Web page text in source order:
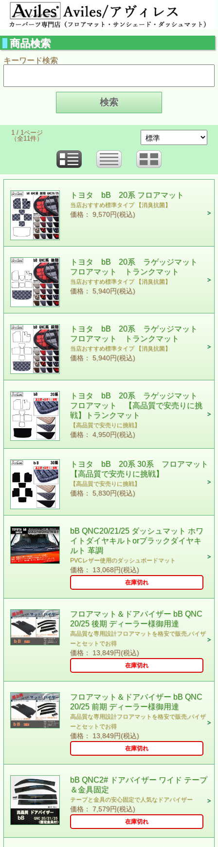
商品検索
キーワード検索
1 / 1ページ
（全11件）
トヨタ bB 20系 フロアマット
当店おすすめ標準タイプ 【消臭抗菌】
価格： 9,570円(税込)
トヨタ bB 20系 ラゲッジマット
フロアマット トランクマット
当店おすすめ標準タイプ 【消臭抗菌】
価格： 5,940円(税込)
トヨタ bB 20系 ラゲッジマット
フロアマット トランクマット
当店おすすめ標準タイプ 【消臭抗菌】
価格： 5,940円(税込)
トヨタ bB 20系 ラゲッジマット
フロアマット 【高品質で安売りに挑
戦】トランクマット
【高品質で安売りに挑戦】
価格： 4,950円(税込)
トヨタ bB 20系 30系 フロアマット
【高品質で安売りに挑戦】
【高品質で安売りに挑戦】
価格： 5,830円(税込)
bB QNC20/21/25 ダッシュマット ホワ
イトダイヤキルトorブラックダイヤキ
ルト 革調
PVCレザー使用のダッシュボードマット
価格： 13,068円(税込)
在庫切れ
フロアマット＆ドアバイザー bB QNC
20/25 後期 ディーラー様御用達
高品質な専用設計フロアマットを格安で販売,バイザ
ーとセットでお得
価格： 13,849円(税込)
在庫切れ
フロアマット＆ドアバイザー bB QNC
20/25 前期 ディーラー様御用達
高品質な専用設計フロアマットを格安で販売,バイザ
ーとセットでお得
価格： 13,849円(税込)
在庫切れ
bB QNC2# ドアバイザー ワイド テープ
＆金具固定
テープと金具の安心固定で人気なドアバイザー
価格： 7,579円(税込)
在庫切れ